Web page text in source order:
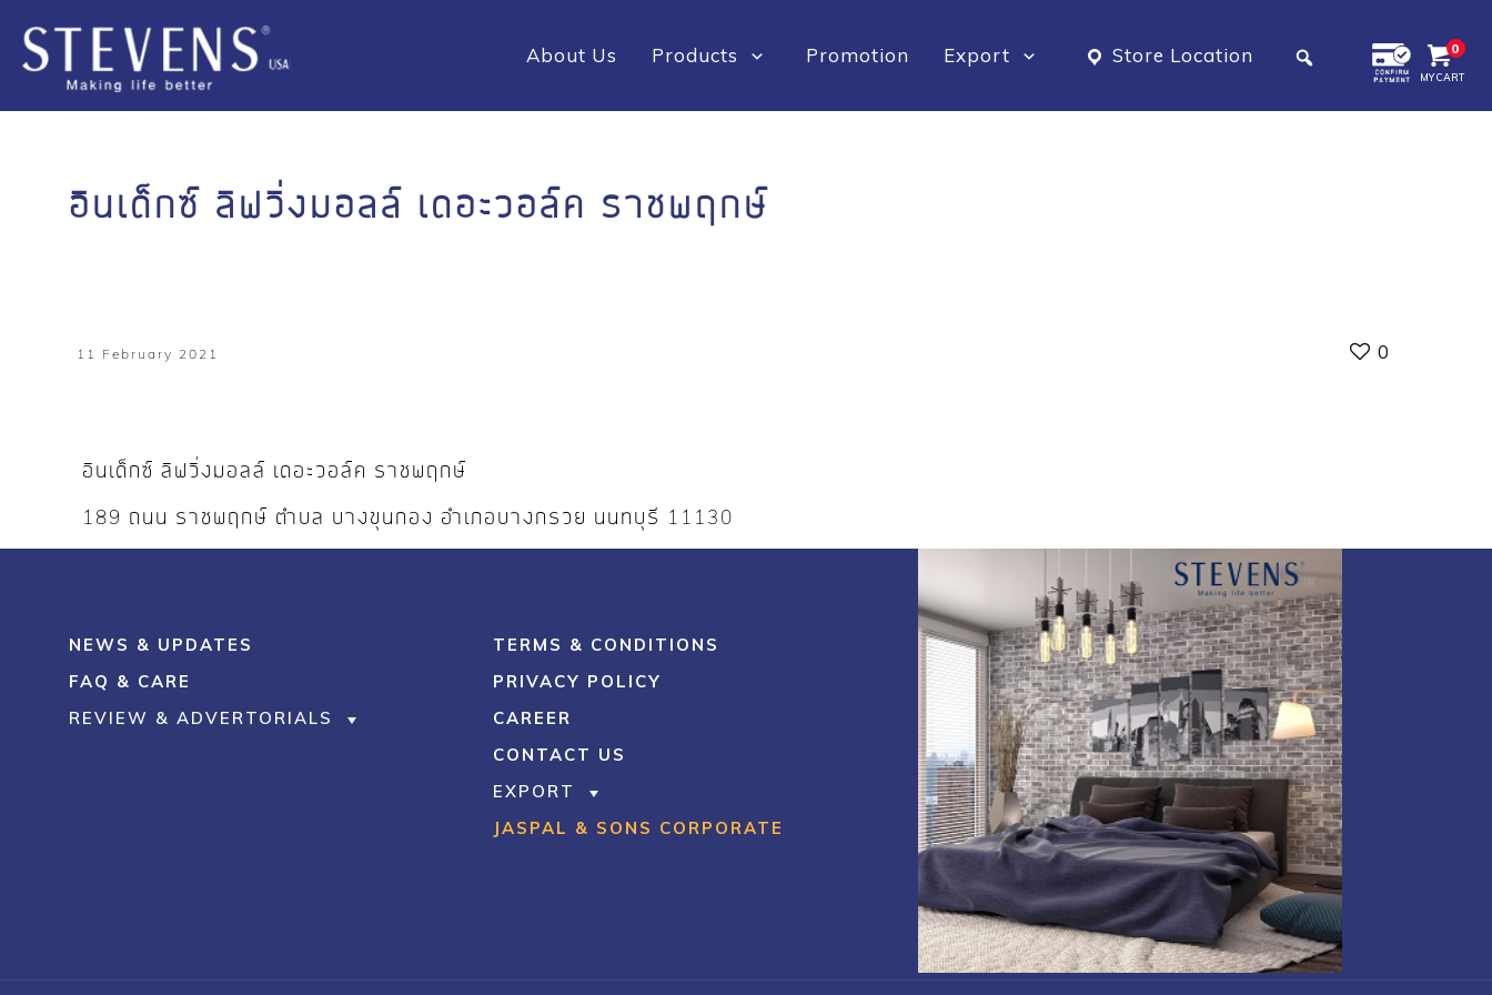
About Us Products Promotion Export Store Location 0
MY CART
อินเด็กซ์ ลิฟวิ่งมอลล์ เดอะวอล์ค ราชพฤกษ์
0
11 February 2021
อินเด็กซ์ ลิฟวิ่งมอลล์ เดอะวอล์ค ราชพฤกษ์
189 ถนน ราชพฤกษ์ ตำบล บางขุนกอง อำเภอบางกรวย นนทบุรี 11130
NEWS & UPDATES
FAQ & CARE
REVIEW & ADVERTORIALS
TERMS & CONDITIONS
PRIVACY POLICY
CAREER
CONTACT US
EXPORT
JASPAL & SONS CORPORATE